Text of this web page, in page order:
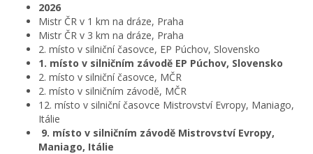
2026
Mistr ČR v 1 km na dráze, Praha
Mistr ČR v 3 km na dráze, Praha
2. místo v silniční časovce, EP Púchov, Slovensko
1. místo v silničním závodě EP Púchov, Slovensko
2. místo v silniční časovce, MČR
2. místo v silničním závodě, MČR
12. místo v silniční časovce Mistrovství Evropy, Maniago,
Itálie
9. místo v silničním závodě Mistrovství Evropy,
Maniago, Itálie